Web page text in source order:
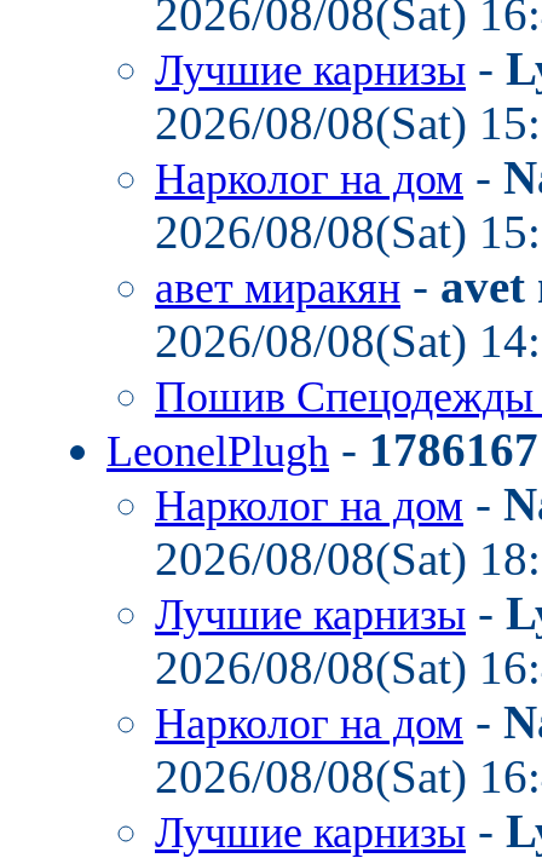
2026/08/08(Sat)
Лучшие карнизы -
2026/08/08(Sat)
Нарколог на дом -
2026/08/08(Sat)
авет миракян - avet
2026/08/08(Sat)
Пошив
LeonelPlugh -
Нарколог на дом -
2026/08/08(Sat)
Лучшие карнизы -
2026/08/08(Sat)
Нарколог на дом -
2026/08/08(Sat)
Лучшие карнизы -